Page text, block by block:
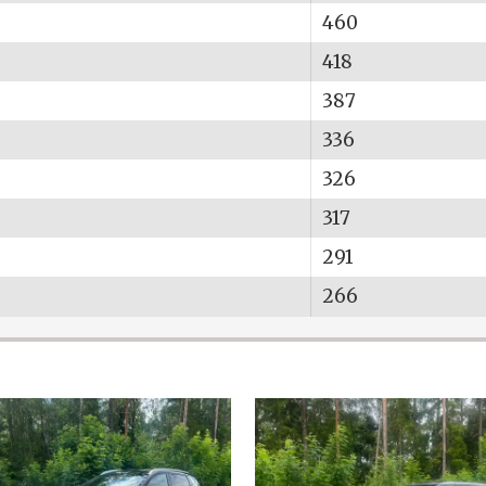
460
418
387
336
326
317
291
266